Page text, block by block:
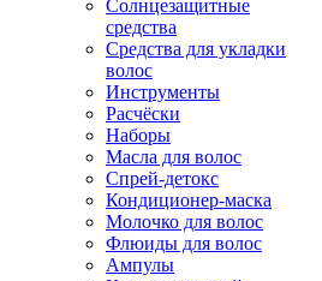
Солнцезащитные
средства
Средства для укладки
волос
Инструменты
Расчёски
Наборы
Масла для волос
Спрей-детокс
Кондиционер-маска
Молочко для волос
Флюиды для волос
Ампулы